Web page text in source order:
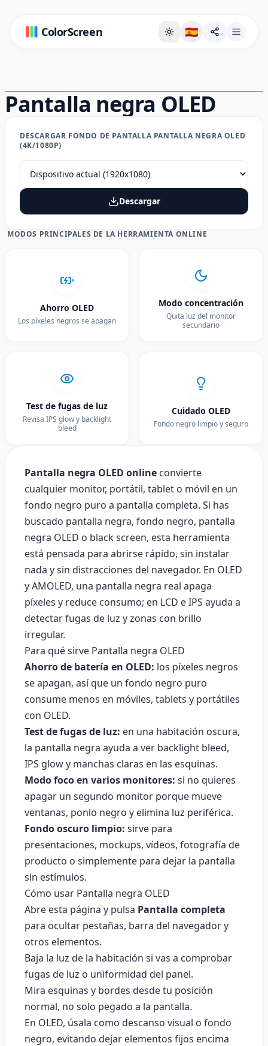
ColorScreen 🇪🇸
Pantalla negra OLED
DESCARGAR FONDO DE PANTALLA PANTALLA NEGRA OLED
(4K/1080P)
Descargar
MODOS PRINCIPALES DE LA HERRAMIENTA ONLINE
Ahorro OLED
Los píxeles negros se apagan
Modo concentración
Quita luz del monitor
secundario
Test de fugas de luz
Revisa IPS glow y backlight
bleed
Cuidado OLED
Fondo negro limpio y seguro
Pantalla negra OLED online convierte
cualquier monitor, portátil, tablet o móvil en un
fondo negro puro a pantalla completa. Si has
buscado pantalla negra, fondo negro, pantalla
negra OLED o black screen, esta herramienta
está pensada para abrirse rápido, sin instalar
nada y sin distracciones del navegador. En OLED
y AMOLED, una pantalla negra real apaga
píxeles y reduce consumo; en LCD e IPS ayuda a
detectar fugas de luz y zonas con brillo
irregular.
Para qué sirve Pantalla negra OLED
Ahorro de batería en OLED: los píxeles negros
se apagan, así que un fondo negro puro
consume menos en móviles, tablets y portátiles
con OLED.
Test de fugas de luz: en una habitación oscura,
la pantalla negra ayuda a ver backlight bleed,
IPS glow y manchas claras en las esquinas.
Modo foco en varios monitores: si no quieres
apagar un segundo monitor porque mueve
ventanas, ponlo negro y elimina luz periférica.
Fondo oscuro limpio: sirve para
presentaciones, mockups, vídeos, fotografía de
producto o simplemente para dejar la pantalla
sin estímulos.
Cómo usar Pantalla negra OLED
Abre esta página y pulsa Pantalla completa
para ocultar pestañas, barra del navegador y
otros elementos.
Baja la luz de la habitación si vas a comprobar
fugas de luz o uniformidad del panel.
Mira esquinas y bordes desde tu posición
normal, no solo pegado a la pantalla.
En OLED, úsala como descanso visual o fondo
negro, evitando dejar elementos fijos encima